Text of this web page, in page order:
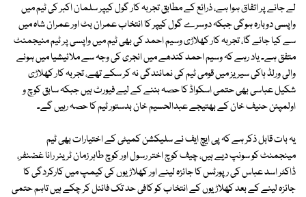
لے جانے پر اتفاق ہوا ہے، ذرائع کے مطابق تجربہ کار گول کیپر سلمان اکبر کی ٹیم میں
واپسی دوبارہ ہوگی جبکہ دوسرے گول کیپر کا انتخاب عمران بٹ اور عمران شاہ میں
سے کیا جائے گا، تجربہ کار کھلاڑی وسیم احمد کی بھی ٹیم میں واپسی پر ٹیم منیجمنٹ
متفق ہے۔ یاد رہے کہ وسیم احمد کندھے میں انجری کی وجہ سے ملائیشیا میں ہونے
والی ورلڈ ہاکی سیریز میں قومی ٹیم کی نمائندگی نہ کر سکے تھے، تجربہ کار کھلاڑی
شکیل عباسی بھی حتمی اسکواڈ کا حصہ بننے کے لیے فیورٹ ہیں جبکہ سابق کوچ و
اولمپئن حنیف خان کے بھتیجے عبدالحسیم خان بدستور ٹیم کا حصہ رہیں گے۔
یہ بات قابل ذکر ہے کہ پی ایچ ایف نے سلیکشن کمیٹی کے اختیارات بھی ٹیم
مینجمنٹ کو سونپ دیے ہیں، چیف کوچ اختر رسول اور کوچ طاہر زمان ٹرینر رانا غضنفر،
ڈاکٹر اسد عباس کی رپورٹس کا جائزہ لینے اور کھلاڑیوں کی کیمپ میں کارکردگی کا
جائزہ لینے کے بعد کھلاڑیوں کے انتخاب کو کافی حد تک فائنل کر چکے ہیں تاہم حتمی